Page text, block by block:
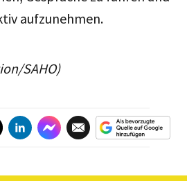
aufzunehmen.
SAHO)